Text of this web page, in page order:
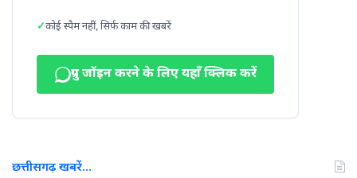
कोई स्पैम नहीं, सिर्फ काम की खबरें
ग्रुप जॉइन करने के लिए यहाँ क्लिक करें
छत्तीसगढ़ खबरें…